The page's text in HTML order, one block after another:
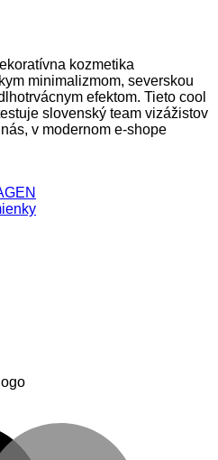
kozmetika
minimalizmom, severskou
efektom. Tieto cool
slovenský team vizážistov
v modernom e-shope